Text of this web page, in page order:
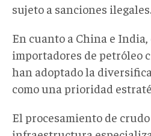
sujeto a sanciones ilegales.
En cuanto a China e India,
importadores de petróleo
han adoptado la
como una prioridad
El procesamiento de